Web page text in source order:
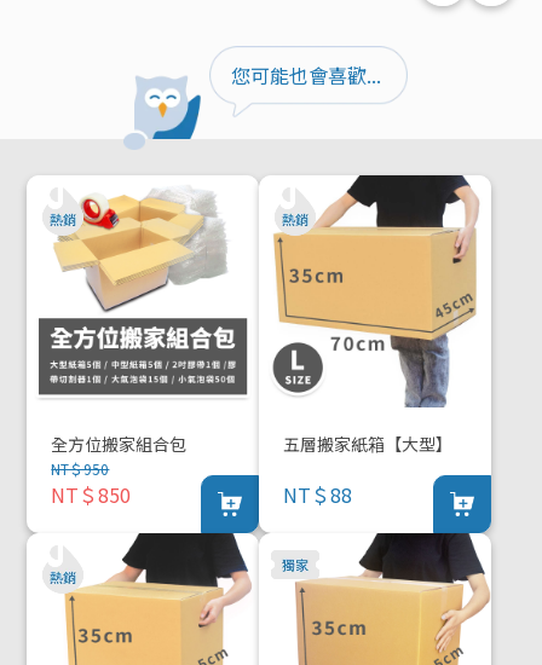
您可能也會喜歡...
全方位搬家組合包
NT＄950
NT＄850
五層搬家紙箱【大型】
NT＄88